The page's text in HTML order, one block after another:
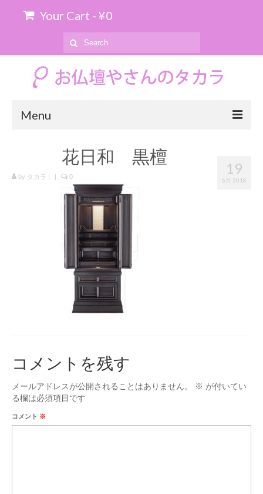
Your Cart - ¥0
Search
for:
Menu
お位牌の購入について
お仏壇のお引き取り
上置仏壇
台付仏壇
タカラオリジナル位牌
男性用
女性用
19
6月 2018
花日和 黒檀
by タカラ | | 0
コメントを残す
メールアドレスが公開されることはありません。 ※ が付いてい
る欄は必須項目です
コメント ※